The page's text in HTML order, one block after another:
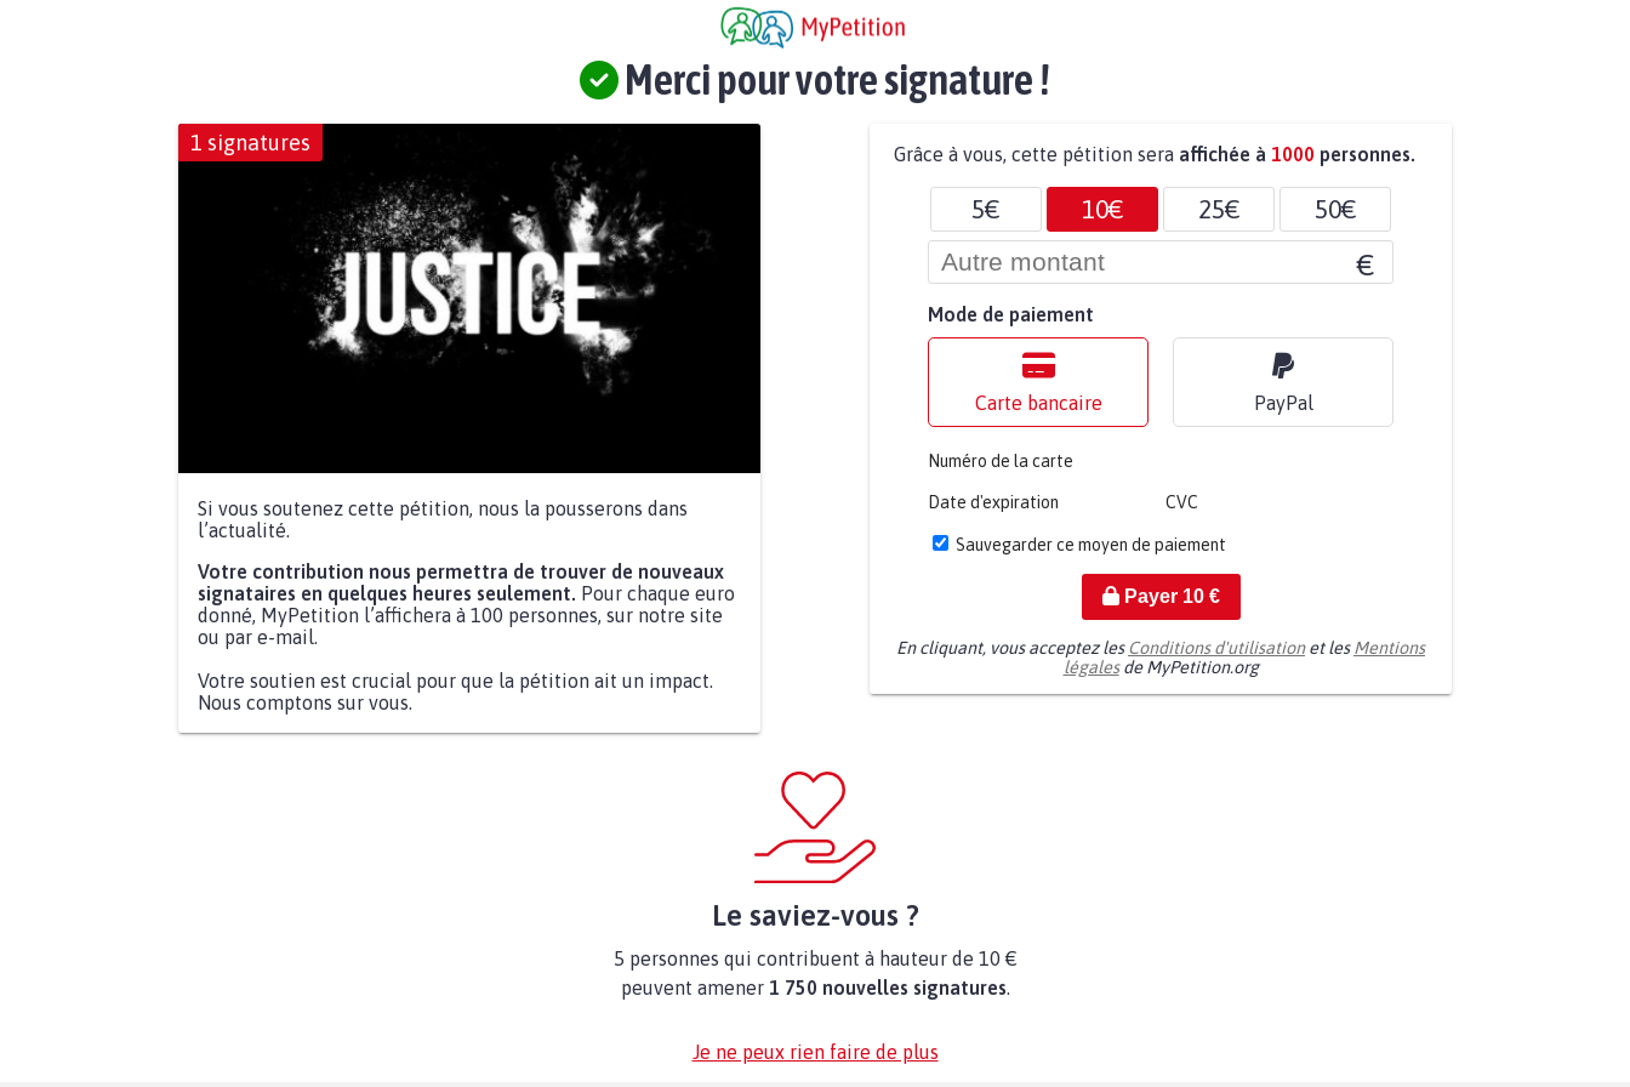
Merci pour votre signature !
1 signatures
Si vous soutenez cette pétition, nous la pousserons dans
l’actualité.
Votre contribution nous permettra de trouver de nouveaux
signataires en quelques heures seulement. Pour chaque euro
donné, MyPetition l’affichera à 100 personnes, sur notre site
ou par e-mail.
Votre soutien est crucial pour que la pétition ait un impact.
Nous comptons sur vous.
Grâce à vous, cette pétition sera affichée à 1000 personnes.
5€ 10€ 25€ 50€
€
Mode de paiement
Carte bancaire PayPal
Numéro de la carte
Date d'expiration CVC
Sauvegarder ce moyen de paiement
Payer 10€
En cliquant, vous acceptez les Conditions d'utilisationet lesMentions
légalesde MyPetition.org
Le saviez-vous ?
5 personnes qui contribuent à hauteur de 10 €
peuvent amener 1 750 nouvelles signatures.
Je ne peux rien faire de plus